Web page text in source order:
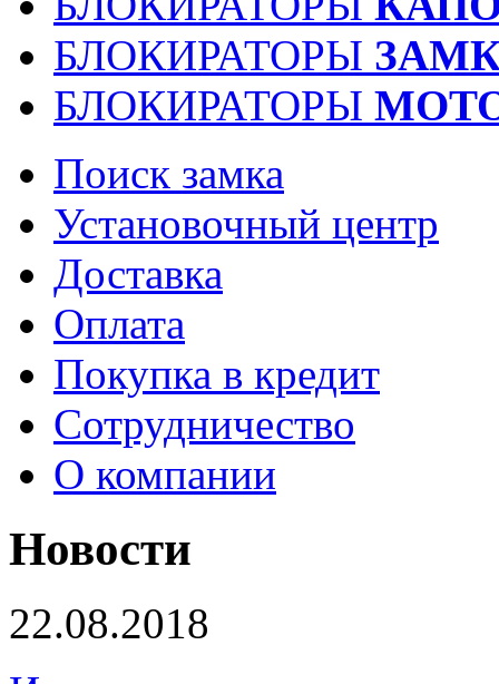
БЛОКИРАТОРЫ
БЛОКИРАТОРЫ
Поиск замка
Установочный центр
Доставка
Оплата
Покупка в кредит
Сотрудничество
О компании
Новости
22.08.2018